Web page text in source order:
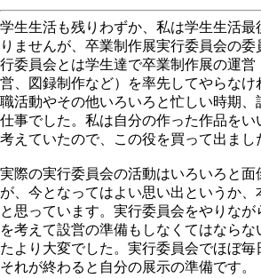
学生生活も残りわずか、私は学生生活最
りませんが、卒業制作展実行委員会の
行委員会とは学生達で卒業制作展の運営
営、図録制作など）を率先してやらな
職活動やその他いろいろと忙しい時期、
仕事でした。私は自分の作った作品をい
考えていたので、この役を買って出まし
実際の実行委員会の活動はいろいろと面
が、今となってはよい思い出というか、
と思っています。実行委員会をやりな
を考えて設営の準備もしなくてはなら
たより大変でした。実行委員会でほぼ毎
それが終わると自分の展示の準備です。